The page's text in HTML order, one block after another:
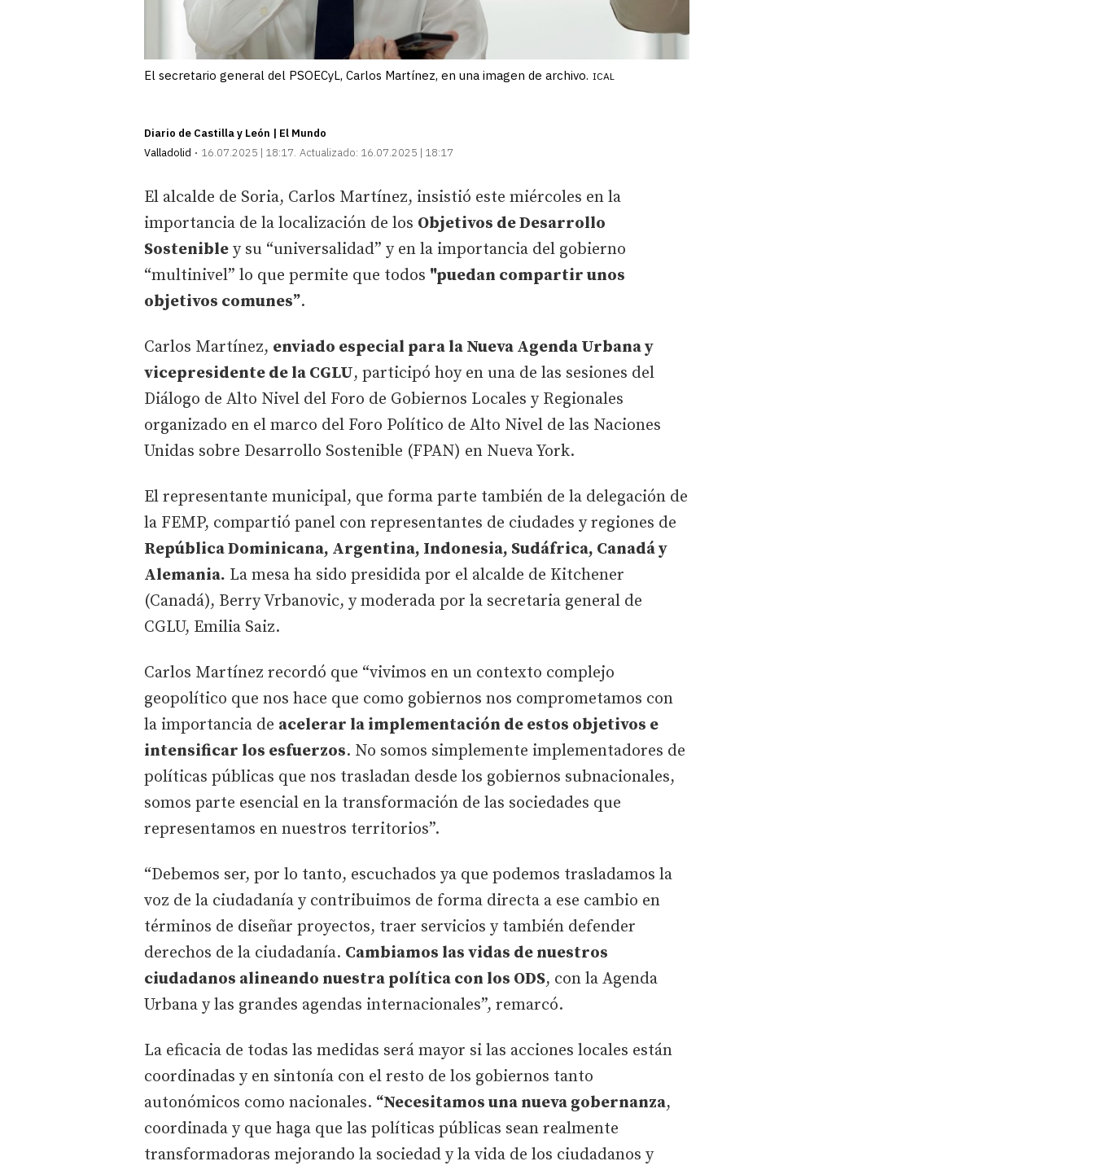
El secretario general del PSOECyL, Carlos Martínez, en una imagen de archivo. ICAL
Diario de Castilla y León | El Mundo
Valladolid
16.07.2025 | 18:17 Actualizado: 16.07.2025 | 18:17
El alcalde de Soria, Carlos Martínez, insistió este miércoles en la
importancia de la localización de los Objetivos de Desarrollo
Sostenible y su “universalidad” y en la importancia del gobierno
“multinivel” lo que permite que todos "puedan compartir unos
objetivos comunes”.
Carlos Martínez, enviado especial para la Nueva Agenda Urbana y
vicepresidente de la CGLU, participó hoy en una de las sesiones del
Diálogo de Alto Nivel del Foro de Gobiernos Locales y Regionales
organizado en el marco del Foro Político de Alto Nivel de las Naciones
Unidas sobre Desarrollo Sostenible (FPAN) en Nueva York.
El representante municipal, que forma parte también de la delegación de
la FEMP, compartió panel con representantes de ciudades y regiones de
República Dominicana, Argentina, Indonesia, Sudáfrica, Canadá y
Alemania. La mesa ha sido presidida por el alcalde de Kitchener
(Canadá), Berry Vrbanovic, y moderada por la secretaria general de
CGLU, Emilia Saiz.
Carlos Martínez recordó que “vivimos en un contexto complejo
geopolítico que nos hace que como gobiernos nos comprometamos con
la importancia de acelerar la implementación de estos objetivos e
intensificar los esfuerzos. No somos simplemente implementadores de
políticas públicas que nos trasladan desde los gobiernos subnacionales,
somos parte esencial en la transformación de las sociedades que
representamos en nuestros territorios”.
“Debemos ser, por lo tanto, escuchados ya que podemos trasladamos la
voz de la ciudadanía y contribuimos de forma directa a ese cambio en
términos de diseñar proyectos, traer servicios y también defender
derechos de la ciudadanía. Cambiamos las vidas de nuestros
ciudadanos alineando nuestra política con los ODS, con la Agenda
Urbana y las grandes agendas internacionales”, remarcó.
La eficacia de todas las medidas será mayor si las acciones locales están
coordinadas y en sintonía con el resto de los gobiernos tanto
autonómicos como nacionales. “Necesitamos una nueva gobernanza,
coordinada y que haga que las políticas públicas sean realmente
transformadoras mejorando la sociedad y la vida de los ciudadanos y